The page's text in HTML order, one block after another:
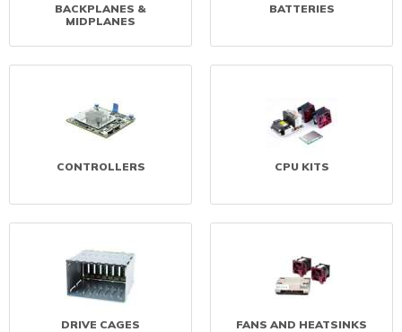
BACKPLANES &
MIDPLANES
BATTERIES
CONTROLLERS CPU KITS
DRIVE CAGES FANS AND HEATSINKS